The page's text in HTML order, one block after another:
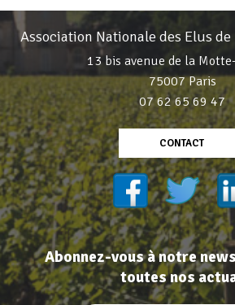
Association Nationale des Elus
13 bis avenue de la
75007 Paris
07 62 65 69 47
CONTACT
Abonnez-vous à notre
toutes nos